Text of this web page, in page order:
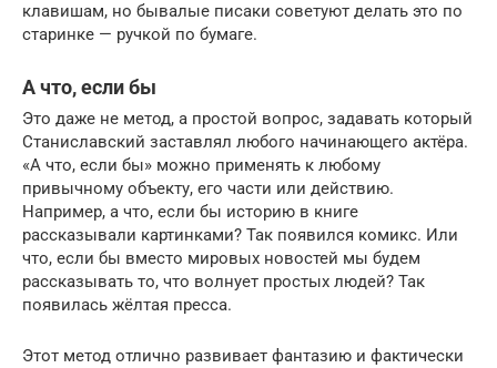
клавишам, но бывалые писаки советуют делать это по
старинке — ручкой по бумаге.
А что, если бы
Это даже не метод, а простой вопрос, задавать который
Станиславский заставлял любого начинающего актёра.
«А что, если бы» можно применять к любому
привычному объекту, его части или действию.
Например, а что, если бы историю в книге
рассказывали картинками? Так появился комикс. Или
что, если бы вместо мировых новостей мы будем
рассказывать то, что волнует простых людей? Так
появилась жёлтая пресса.
Этот метод отлично развивает фантазию и фактически